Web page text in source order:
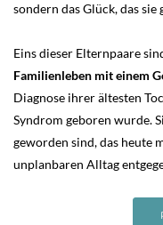
sondern das Glück, das sie
Eins dieser Elternpaare
Familienleben mit einem
Diagnose ihrer ältesten
Syndrom geboren wurde.
geworden sind, das heute
unplanbaren Alltag